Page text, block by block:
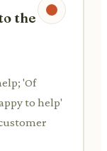
the
'Of
to help'